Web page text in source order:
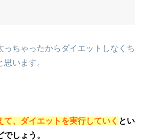
っちゃったからダイエットしなくち
います。
て、ダイエットを実行していく とい
しょう。